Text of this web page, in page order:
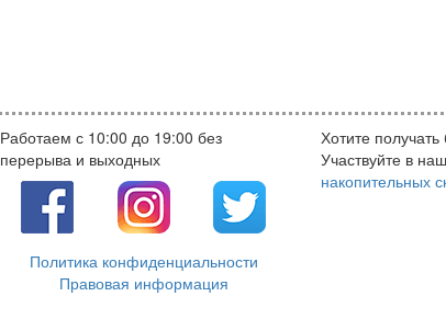
Работаем с 10:00 до 19:00 без
перерыва и выходных
Политика конфиденциальности
Правовая информация
Хотите
Участвуйте в
накопительных